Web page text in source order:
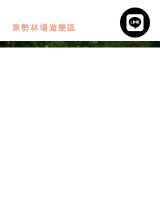
東勢林場遊樂區